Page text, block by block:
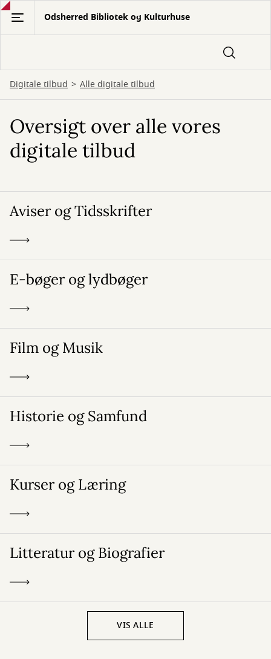
Gå
hovedindhold
Odsherred Bibliotek og Kulturhuse
Digitale tilbud Alle digitale tilbud
Oversigt over alle vores
digitale tilbud
Aviser og Tidsskrifter
E-bøger og lydbøger
Film og Musik
Historie og Samfund
Kurser og Læring
Litteratur og Biografier
VIS ALLE